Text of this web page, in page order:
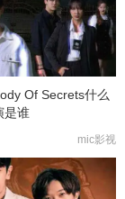
Of Secrets什么
是谁
mic影视